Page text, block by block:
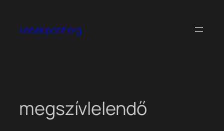
tartalomhoz
kobak pont org
megszívlelendő